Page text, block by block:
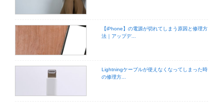
【iPhone】の電源が切れてしまう原因と修理方
法｜アップデ...
Lightningケーブルが使えなくなってしまった時
の修理方...